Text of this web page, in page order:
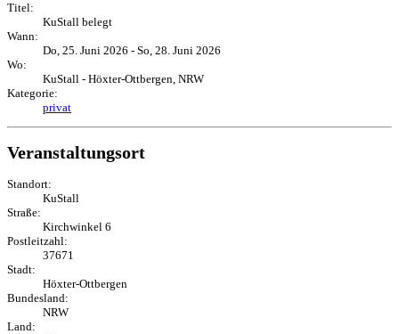
Titel:
KuStall belegt
Wann:
Do, 25. Juni 2026 - So, 28. Juni 2026
Wo:
KuStall - Höxter-Ottbergen, NRW
Kategorie:
privat
Veranstaltungsort
Standort:
KuStall
Straße:
Kirchwinkel 6
Postleitzahl:
37671
Stadt:
Höxter-Ottbergen
Bundesland:
NRW
Land: